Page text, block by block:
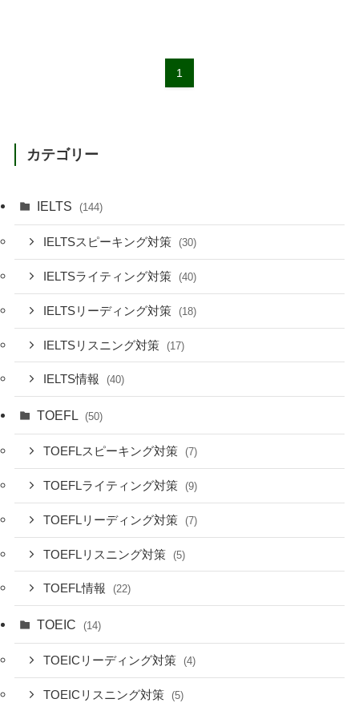
1
カテゴリー
IELTS (144)
IELTSスピーキング対策 (30)
IELTSライティング対策 (40)
IELTSリーディング対策 (18)
IELTSリスニング対策 (17)
IELTS情報 (40)
TOEFL (50)
TOEFLスピーキング対策 (7)
TOEFLライティング対策 (9)
TOEFLリーディング対策 (7)
TOEFLリスニング対策 (5)
TOEFL情報 (22)
TOEIC (14)
TOEICリーディング対策 (4)
TOEICリスニング対策 (5)